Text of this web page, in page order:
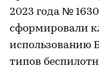
2023 года №
сформировали
использованию
типов